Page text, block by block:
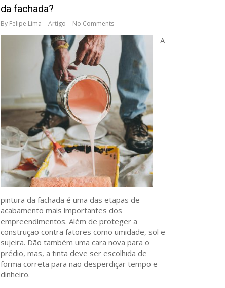
da fachada?
By Felipe Lima Artigo No Comments
A
pintura da fachada é uma das etapas de
acabamento mais importantes dos
empreendimentos. Além de proteger a
construção contra fatores como umidade, sol e
sujeira. Dão também uma cara nova para o
prédio, mas, a tinta deve ser escolhida de
forma correta para não desperdiçar tempo e
dinheiro.